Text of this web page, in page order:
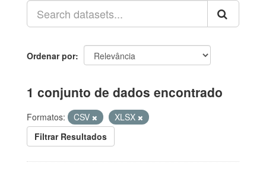
Ordenar por
1 conjunto de dados encontrado
Formatos: CSV
XLSX
Filtrar Resultados